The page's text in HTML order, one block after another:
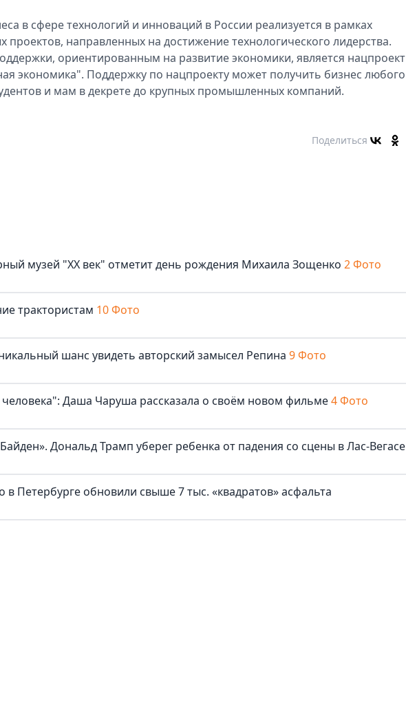
в сфере технологий и инноваций в России реализуется в рамках
направленных на достижение технологического лидерства.
ориентированным на развитие экономики, является нацпроект
экономика". Поддержку по нацпроекту может получить бизнес любого
и мам в декрете до крупных промышленных компаний.
Поделиться
музей "ХХ век" отметит день рождения Михаила Зощенко 2 Фото
трактористам 10 Фото
шанс увидеть авторский замысел Репина 9 Фото
человека": Даша Чаруша рассказала о своём новом фильме4 Фото
Дональд Трамп уберег ребенка от падения со сцены в Лас-Вегасе
в Петербурге обновили свыше 7 тыс. «квадратов» асфальта